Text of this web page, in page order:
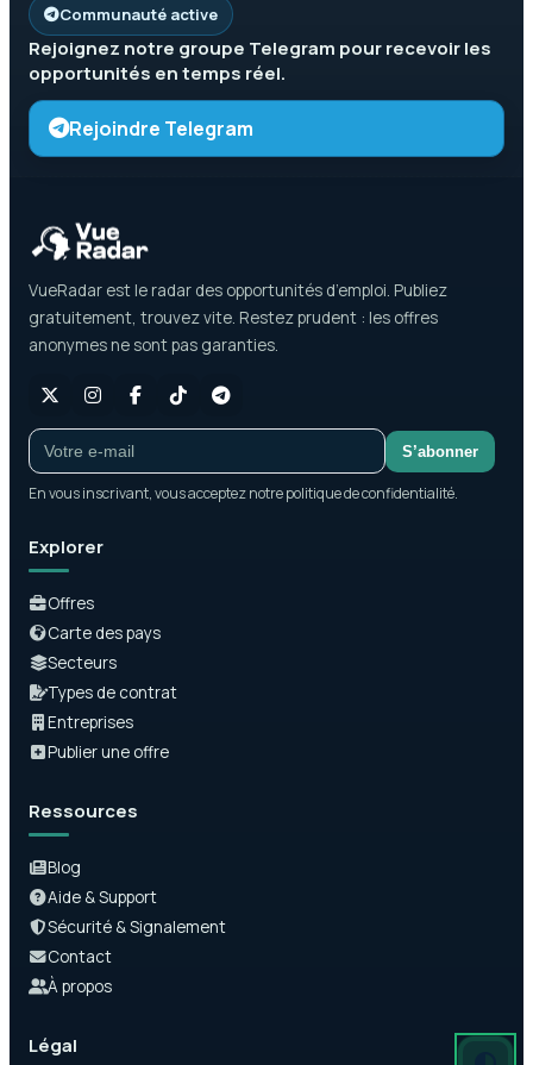
Communauté active
Rejoignez notre groupe Telegram pour recevoir les
opportunités en temps réel.
Rejoindre Telegram
VueRadar est le radar des opportunités d’emploi. Publiez
gratuitement, trouvez vite. Restez prudent : les offres
anonymes ne sont pas garanties.
S’abonner
En vous inscrivant, vous acceptez notre politique de confidentialité.
Explorer
Offres
Carte des pays
Secteurs
Types de contrat
Entreprises
Publier une offre
Ressources
Blog
Aide & Support
Sécurité & Signalement
Contact
À propos
Légal Mode
Mode
Mode clair